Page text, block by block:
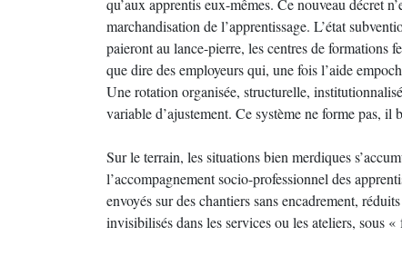
qu’aux apprentis eux-mêmes. Ce nouveau décret
marchandisation de l’apprentissage. L’état
paieront au lance-pierre, les centres de formations
que dire des employeurs qui, une fois l’aide
Une rotation organisée, structurelle,
variable d’ajustement. Ce système ne forme pas, il
Sur le terrain, les situations bien merdiques
l’accompagnement socio-professionnel des
envoyés sur des chantiers sans encadrement,
invisibilisés dans les services ou les ateliers, sous